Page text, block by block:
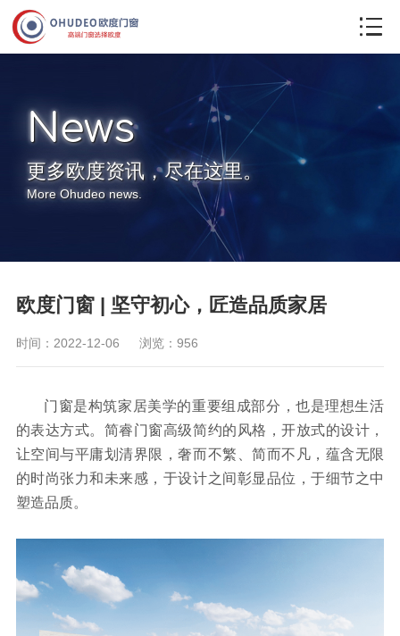
联系我们
News
更多欧度资讯，尽在这里。
More Ohudeo news.
欧度门窗 | 坚守初心，匠造品质家居
时间：2022-12-06 浏览：956
门窗是构筑家居美学的重要组成部分，也是理想生活
的表达方式。简睿门窗高级简约的风格，开放式的设计，
让空间与平庸划清界限，奢而不繁、简而不凡，蕴含无限
的时尚张力和未来感，于设计之间彰显品位，于细节之中
塑造品质。